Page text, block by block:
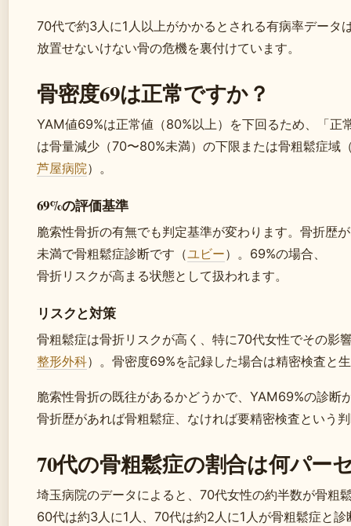
70代で約3人に1人以上がかかるとされる有病率データ
放置せないけない骨の危機を裏付けています。
骨密度69は正常ですか？
YAM値69%は正常値（80%以上）を下回るため、「正
は骨量減少（70〜80%未満）の下限または骨粗鬆症域
芦屋病院）。
69%の評価基準
脆索性骨折の有無でも判定基準が変わります。骨折歴
未満で骨粗鬆症診断です（ユビー）。69%の場合、
骨折リスクが高まる状態として扱われます。
リスクと対策
骨粗鬆症は骨折リスクが高く、特に70代女性でその影
整形外科）。骨密度69%を記録した場合は精密検査と
脆索性骨折の既往があるかどうかで、YAM69%の診断
骨折歴があれば骨粗鬆症、なければ要精密検査という
70代の骨粗鬆症の割合は何パー
埼玉病院のデータによると、70代女性の約半数が骨粗
60代は約3人に1人、70代は約2人に1人が骨粗鬆症と診